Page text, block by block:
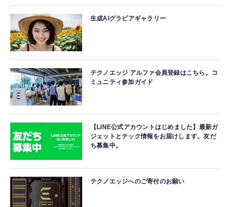
生成AIグラビアギャラリー
テクノエッジ アルファ会員登録はこちら。コ
ミュニティ参加ガイド
【LINE公式アカウントはじめました】最新ガ
ジェットとテック情報をお届けします。友だ
ち募集中。
テクノエッジへのご寄付のお願い